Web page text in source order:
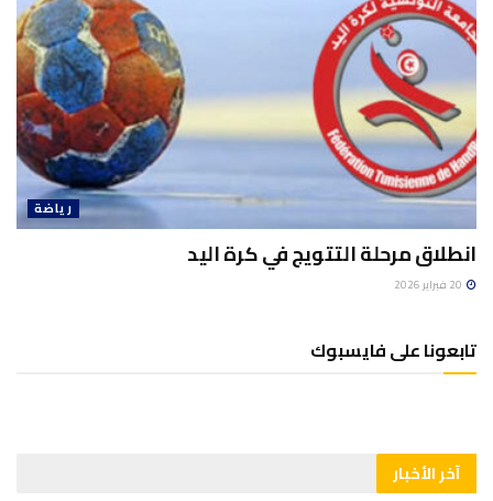
رياضة
انطلاق مرحلة التتويج في كرة اليد
تابعونا على فايسبوك
آخر الأخبار